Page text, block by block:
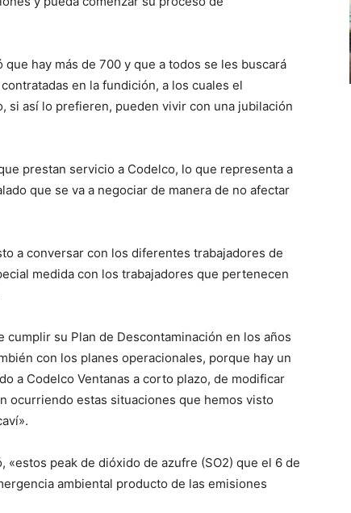
hay más de 700 y que a todos se les buscará
en la fundición, a los cuales el
si así lo prefieren, pueden vivir con una jubilación
prestan servicio a Codelco, lo que representa a
que se va a negociar de manera de no afectar
a conversar con los diferentes trabajadores de
medida con los trabajadores que pertenecen
su Plan de Descontaminación en los años
con los planes operacionales, porque hay un
a Codelco Ventanas a corto plazo, de modificar
ocurriendo estas situaciones que hemos visto
peak de dióxido de azufre (SO2) que el 6 de
ambiental producto de las emisiones